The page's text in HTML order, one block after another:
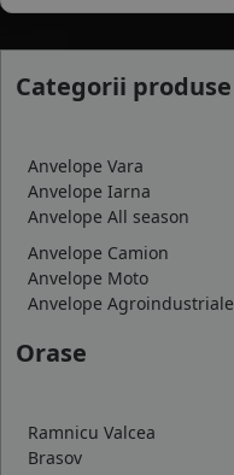
Categorii produse
Anvelope Vara
Anvelope Iarna
Anvelope All season
Anvelope Camion
Anvelope Moto
Anvelope Agroindustriale
Orase
Ramnicu Valcea
Brasov